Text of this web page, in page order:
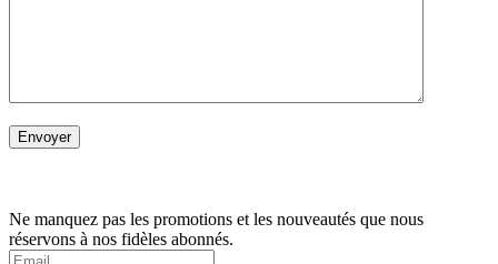
Ne manquez pas les promotions et les nouveautés que nous
réservons à nos fidèles abonnés.